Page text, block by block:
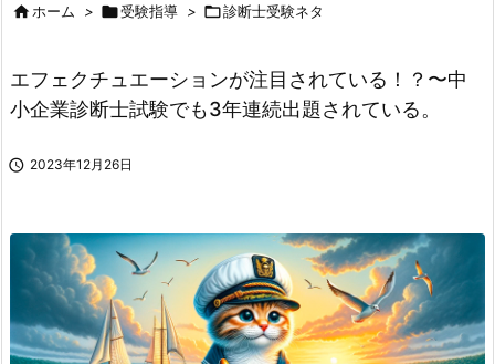
検索
ホーム > 受験指導 > 診断士受験ネタ
エフェクチュエーションが注目されている！？〜中
小企業診断士試験でも3年連続出題されている。
 2023年12月26日